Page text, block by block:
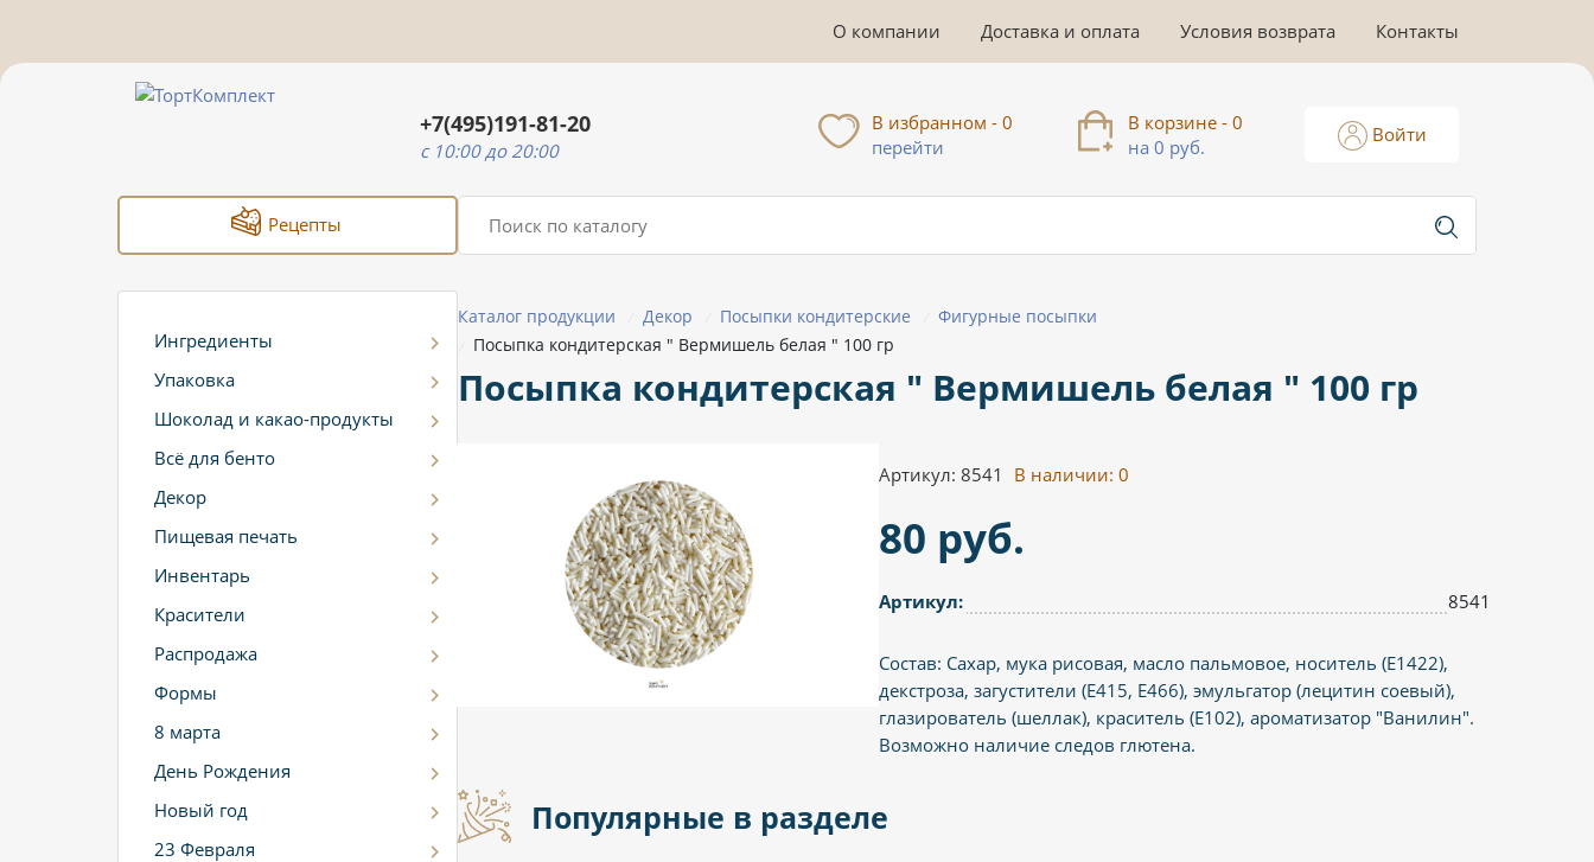
О компании Доставка и оплата Условия возврата Контакты
+7(495)191-81-20
c 10:00 до 20:00
В избранном - 0
перейти
В корзине - 0
на 0 руб.
Войти
Рецепты
Ингредиенты
Упаковка
Шоколад и какао-продукты
Всё для бенто
Декор
Пищевая печать
Инвентарь
Красители
Распродажа
Формы
8 марта
День Рождения
Новый год
23 Февраля
Каталог продукции Декор Посыпки кондитерские Фигурные посыпки
Посыпка кондитерская " Вермишель белая " 100 гр
Посыпка кондитерская " Вермишель белая " 100 гр
Артикул: 8541 В наличии:0
80 руб.
Артикул: 8541
Состав: Сахар, мука рисовая, масло пальмовое, носитель (Е1422),
декстроза, загустители (Е415, Е466), эмульгатор (лецитин соевый),
глазирователь (шеллак), краситель (Е102), ароматизатор "Ванилин".
Возможно наличие следов глютена.
Популярные в разделе